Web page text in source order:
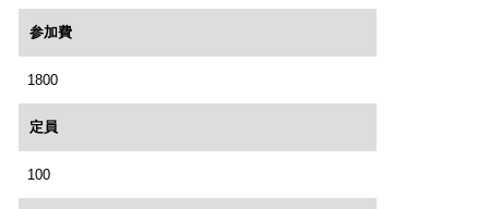
参加費
1800
定員
100